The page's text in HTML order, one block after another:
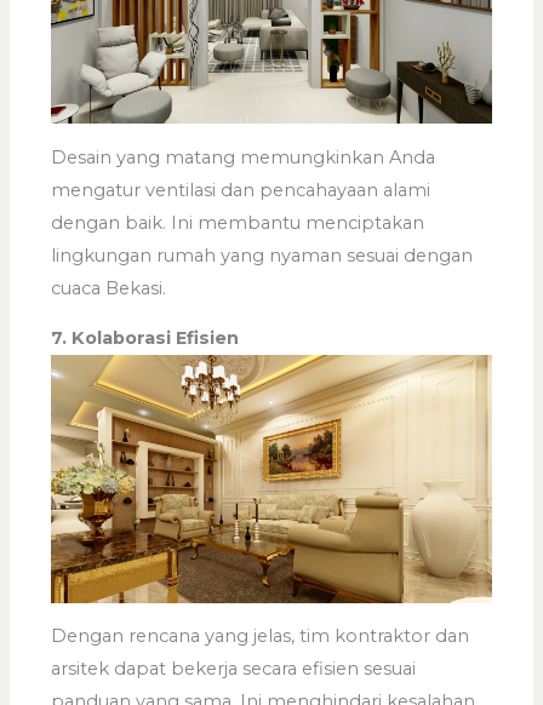
Desain yang matang memungkinkan Anda
mengatur ventilasi dan pencahayaan alami
dengan baik. Ini membantu menciptakan
lingkungan rumah yang nyaman sesuai dengan
cuaca Bekasi.
7. Kolaborasi Efisien
Dengan rencana yang jelas, tim kontraktor dan
arsitek dapat bekerja secara efisien sesuai